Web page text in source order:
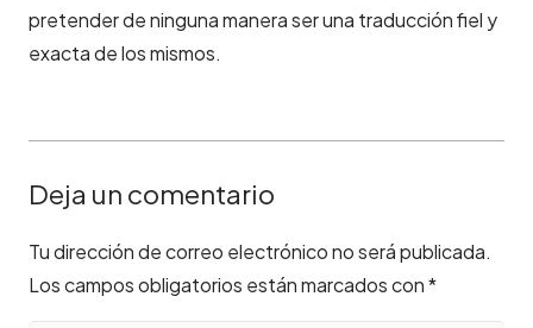
pretender de ninguna manera ser una traducción fiel y
exacta de los mismos.
Deja un comentario
Tu dirección de correo electrónico no será publicada.
Los campos obligatorios están marcados con*